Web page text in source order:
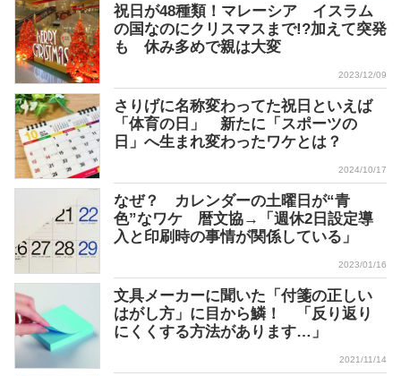
祝日が48種類！マレーシア イスラム
の国なのにクリスマスまで!?加えて突発
も 休み多めで親は大変
2023/12/09
さりげに名称変わってた祝日といえば
「体育の日」 新たに「スポーツの
日」へ生まれ変わったワケとは？
2024/10/17
なぜ？ カレンダーの土曜日が“青
色”なワケ 暦文協→「週休2日設定導
入と印刷時の事情が関係している」
2023/01/16
文具メーカーに聞いた「付箋の正しい
はがし方」に目から鱗！ 「反り返り
にくくする方法があります…」
2021/11/14